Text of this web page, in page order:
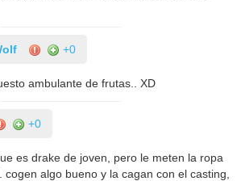
+0
ambulante de frutas.. XD
+0
es drake de joven, pero le meten la ropa
algo bueno y la cagan con el casting,